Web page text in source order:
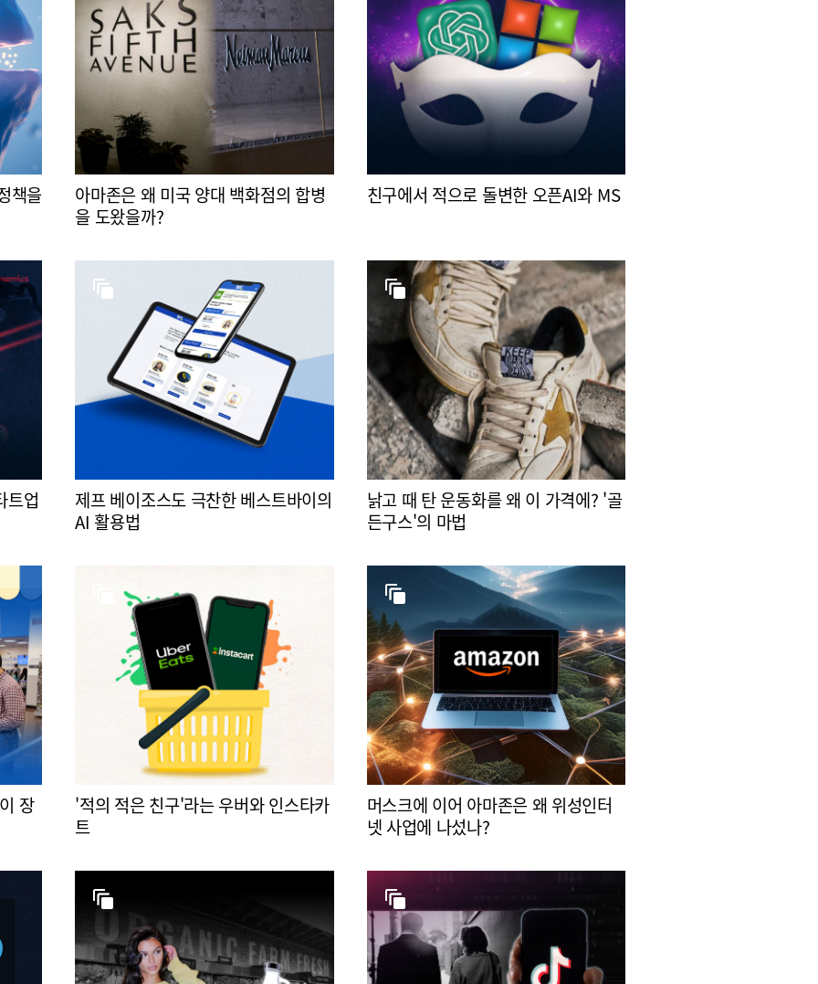
책을
아마존은 왜 미국 양대 백화점의 합병
을 도왔을까?
친구에서 적으로 돌변한 오픈AI와 MS
트업
제프 베이조스도 극찬한 베스트바이의
AI 활용법
낡고 때 탄 운동화를 왜 이 가격에? '골
든구스'의 마법
장
'적의 적은 친구'라는 우버와 인스타카
트
머스크에 이어 아마존은 왜 위성인터
넷 사업에 나섰나?